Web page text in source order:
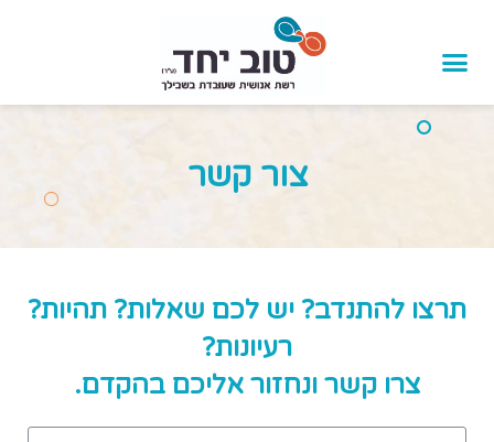
צור קשר
תרצו להתנדב? יש לכם שאלות? תהיות?
רעיונות?
צרו קשר ונחזור אליכם בהקדם.